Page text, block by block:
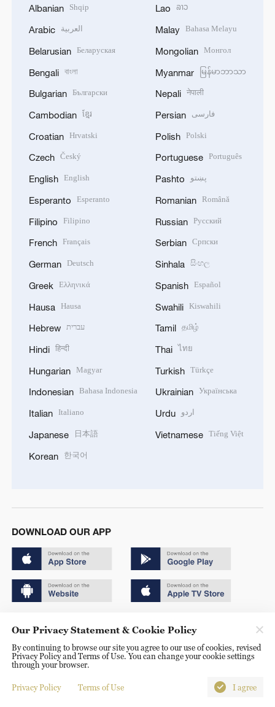
Albanian Shqip
Arabic العربية
Belarusian Беларуская
Bengali বাংলা
Bulgarian Български
Cambodian ខ្មែរ
Croatian Hrvatski
Czech Český
English English
Esperanto Esperanto
Filipino Filipino
French Français
German Deutsch
Greek Ελληνικά
Hausa Hausa
Hebrew עברית
Hindi हिन्दी
Hungarian Magyar
Indonesian Bahasa Indonesia
Italian Italiano
Japanese 日本語
Korean 한국어
Lao ລາວ
Malay Bahasa Melayu
Mongolian Монгол
Myanmar မြန်မာဘာသာ
Nepali नेपाली
Persian فارسی
Polish Polski
Portuguese Português
Pashto پښتو
Romanian Română
Russian Русский
Serbian Српски
Sinhala සිංහල
Spanish Español
Swahili Kiswahili
Tamil தமிழ்
Thai ไทย
Turkish Türkçe
Ukrainian Українська
Urdu اردو
Vietnamese Tiếng Việt
DOWNLOAD OUR APP
京ICP备20000184号
京公网安备 11010502050052号
Disinformation report hotline: 010-85061466
Our Privacy Statement & Cookie Policy
By continuing to browse our site you agree to our use of cookies, revised
Privacy Policy and Terms of Use. You can change your cookie settings
through your browser.
Privacy Policy Terms of Use I agree